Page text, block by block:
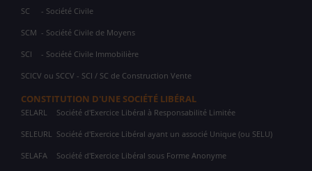
SC - Société Civile
SCM - Société Civile de Moyens
SCI - Société Civile Immobilière
SCICV ou SCCV - SCI / SC de Construction Vente
CONSTITUTION D'UNE SOCIÉTÉ LIBÉRAL
SELARL Société d'Exercice Libéral à Responsabilité Limitée
SELEURL Société d'Exercice Libéral ayant un associé Unique (ou SELU)
SELAFA Société d'Exercice Libéral sous Forme Anonyme